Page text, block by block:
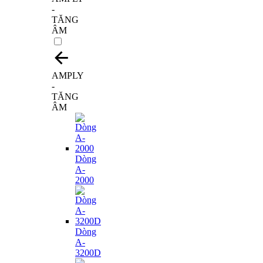
-
TĂNG
ÂM
AMPLY
-
TĂNG
ÂM
Dòng
A-
2000
Dòng
A-
3200D